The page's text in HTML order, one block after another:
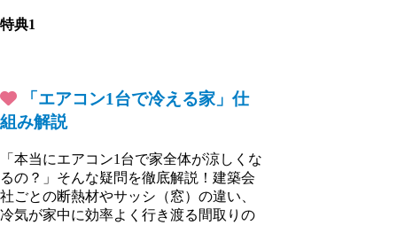
特典1
「エアコン1台で冷える家」仕
組み解説
「本当にエアコン1台で家全体が涼しくな
るの？」そんな疑問を徹底解説！建築会
社ごとの断熱材やサッシ（窓）の違い、
冷気が家中に効率よく行き渡る間取りの